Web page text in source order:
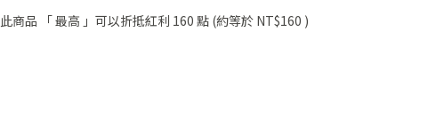
此商品 「 最高 」可以折抵紅利 160 點 (約等於 NT$160 )